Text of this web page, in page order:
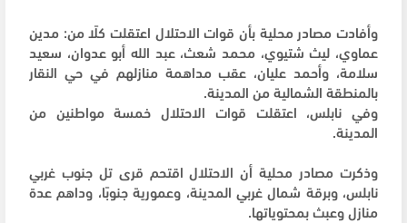
وأفادت مصادر محلية بأن قوات الاحتلال اعتقلت كلًا من: مدين
عماوي، ليث شتيوي، محمد شعث، عبد الله أبو عدوان، سعيد
سلامة، وأحمد عليان، عقب مداهمة منازلهم في حي النقار
بالمنطقة الشمالية من المدينة.
وفي نابلس، اعتقلت قوات الاحتلال خمسة مواطنين من
المدينة.
وذكرت مصادر محلية أن الاحتلال اقتحم قرى تل جنوب غربي
نابلس، وبرقة شمال غربي المدينة، وعمورية جنوبًا، وداهم عدة
منازل وعبث بمحتوياتها.